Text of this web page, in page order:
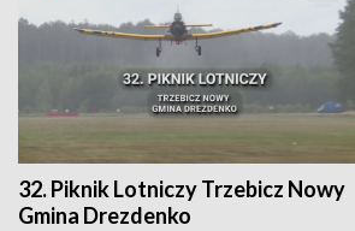
32. Piknik Lotniczy Trzebicz Nowy
Gmina Drezdenko